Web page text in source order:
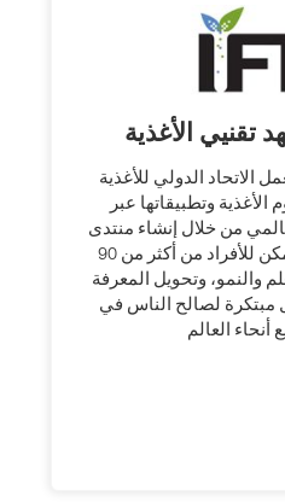
1939، يعمل الاتحاد الدولي للأغذية
وتطبيقاتها عبر
من خلال إنشاء منتدى
ديناميكي حيث يمكن للأفراد من أكثر من 90
والنمو، وتحويل المعرفة
مبتكرة لصالح الناس في